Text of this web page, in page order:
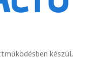
készül.